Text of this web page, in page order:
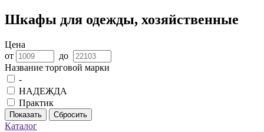
Шкафы для одежды, хозяйственные
Цена
от
до
Название торговой марки
-
НАДЕЖДА
Практик
Показать Сбросить
Каталог